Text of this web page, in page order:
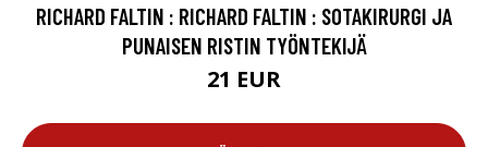
RICHARD FALTIN : RICHARD FALTIN : SOTAKIRURGI JA
PUNAISEN RISTIN TYÖNTEKIJÄ
21 EUR